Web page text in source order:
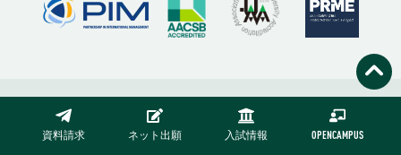
資料請求 ネット出願 入試情報 OPENCAMPUS